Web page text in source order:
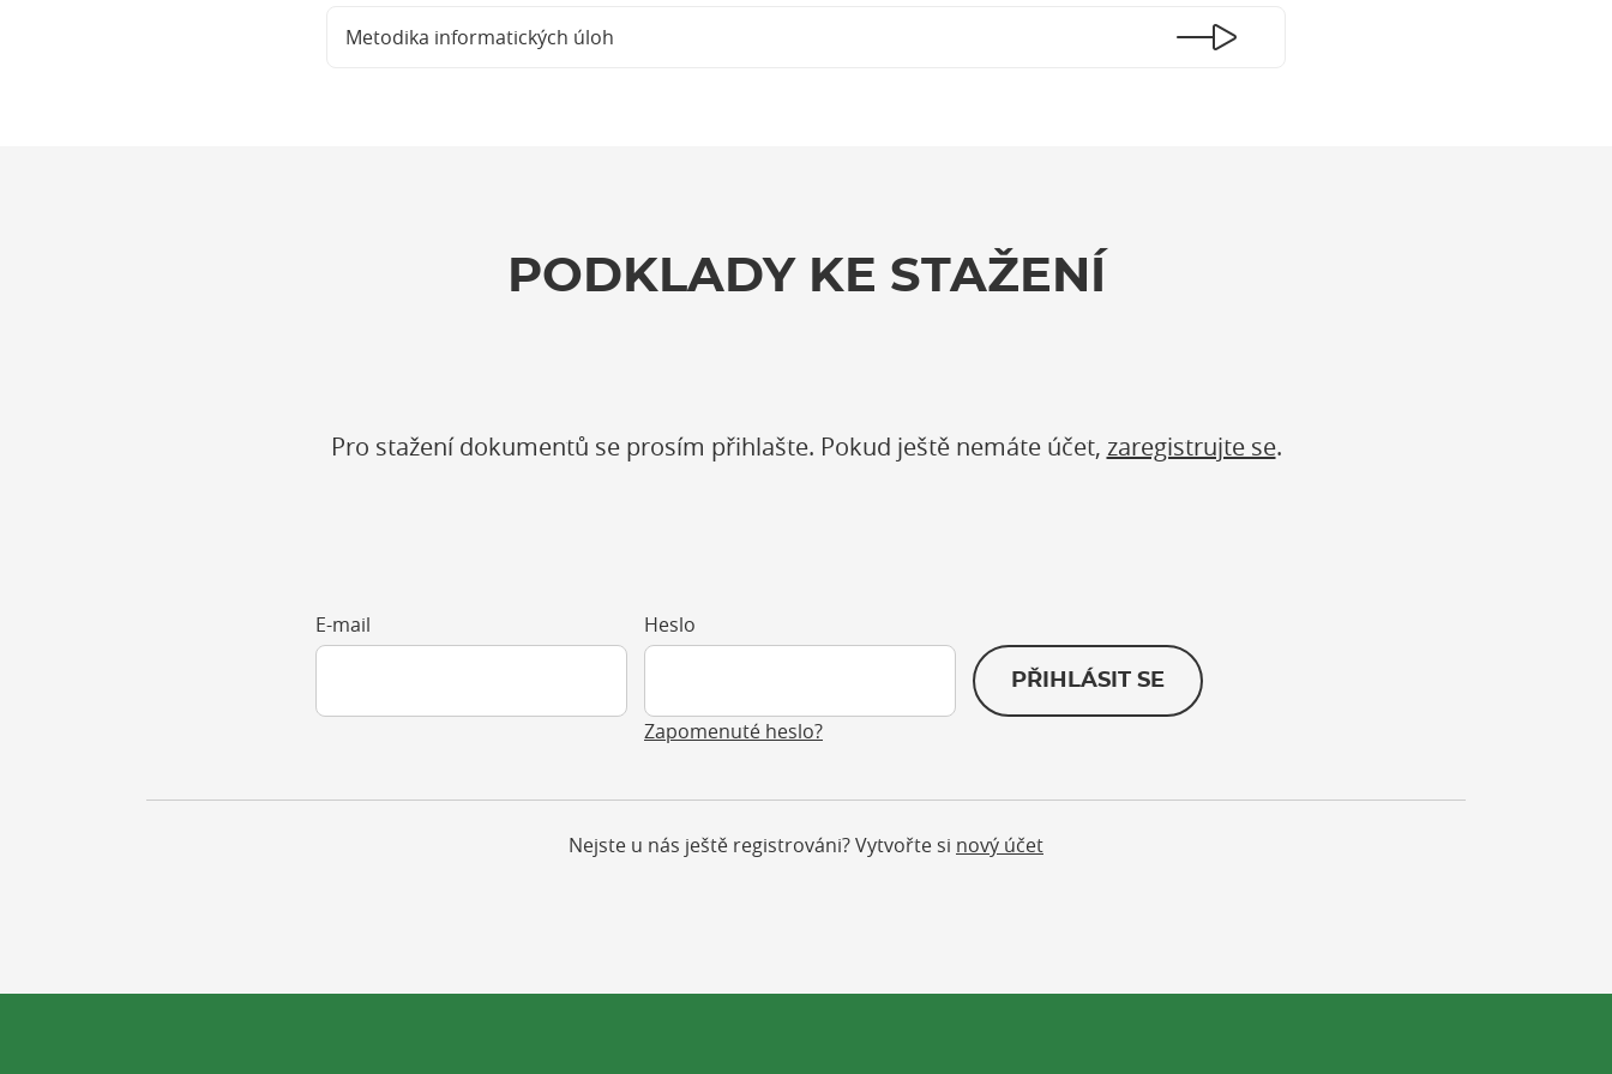
Metodika informatických úloh
PODKLADY KE STAŽENÍ
Pro stažení dokumentů se prosím přihlašte. Pokud ještě nemáte účet, zaregistrujte se.
E-mail Heslo
Zapomenuté heslo?
PŘIHLÁSIT SE
Nejste u nás ještě registrováni? Vytvořte si nový účet